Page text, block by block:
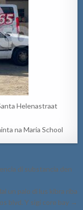
Helenastraat
na Maria School
di substancia den
un palo di lus kibra riba
blvd. Y sigi core bay →